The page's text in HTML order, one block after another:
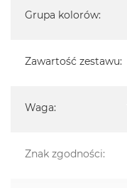
Grupa kolorów:
Zawartość zestawu:
Waga:
Znak zgodności: